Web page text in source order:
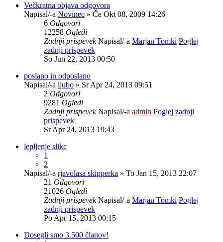
Večkratna objava odgovora
Napisal/-a Novinec » Če Okt 08, 2009 14:26
6 Odgovori
12258 Ogledi
Zadnji prispevekNapisal/-a Marjan Tomki Poglej
zadnji prispevek
So Jun 22, 2013 00:50
poslano in odposlano
Napisal/-a ljubo » Sr Apr 24, 2013 09:51
2 Odgovori
9281 Ogledi
Zadnji prispevekNapisal/-a admin Poglej zadnji
prispevek
Sr Apr 24, 2013 19:43
lepljenje slikc
1
2
Napisal/-a rjavolasa skipperka » To Jan 15, 2013 22:07
21 Odgovori
21026 Ogledi
Zadnji prispevekNapisal/-a Marjan Tomki Poglej
zadnji prispevek
Po Apr 15, 2013 00:15
Dosegli smo 3.500 članov!